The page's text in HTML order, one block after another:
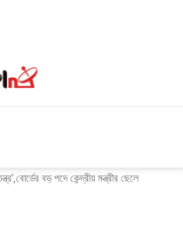
বড় পদে কেন্দ্রীয় মন্ত্রীর ছেলে